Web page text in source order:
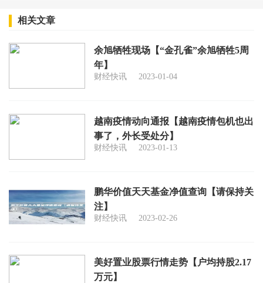
相关文章
余旭牺牲现场【“金孔雀”余旭牺牲5周
年】
财经快讯 2023-01-04
越南疫情动向通报【越南疫情包机也出
事了，外长受处分】
财经快讯 2023-01-13
鹏华价值天天基金净值查询【请保持关
注】
财经快讯 2023-02-26
美好置业股票行情走势【户均持股2.17
万元】